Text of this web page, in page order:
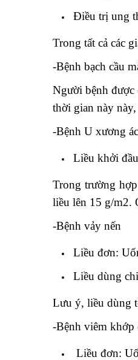
Điều trị ung
Trong tất cả các
-Bệnh bạch cầu
Người bệnh
thời gian này
-Bệnh U xương
Liều khởi
Trong trường
liều lên 15 g/m2.
-Bệnh vảy nến
Liều đơn:
Liều dùng
Lưu ý, liều dùng
-Bệnh viêm khớp
Liều đơn: